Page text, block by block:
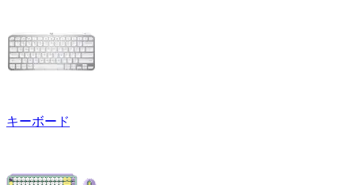
キーボード